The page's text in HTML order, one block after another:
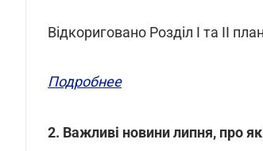
Відкориговано Розділ I та II
Подробнее
2. Важливі новини липня, про